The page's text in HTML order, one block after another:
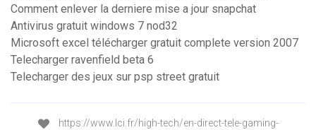
Comment enlever la derniere mise a jour snapchat
Antivirus gratuit windows 7 nod32
Microsoft excel télécharger gratuit complete version 2007
Telecharger ravenfield beta 6
Telecharger des jeux sur psp street gratuit
https://www.lci.fr/high-tech/en-direct-tele-gaming-